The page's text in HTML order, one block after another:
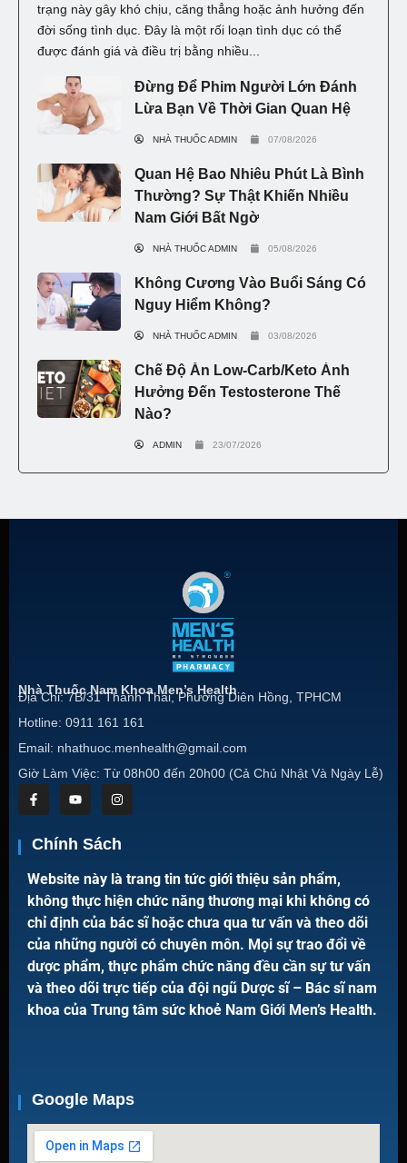
trạng này gây khó chịu, căng thẳng hoặc ảnh hưởng đến
đời sống tình dục. Đây là một rối loạn tình dục có thể
được đánh giá và điều trị bằng nhiều...
Đừng Để Phim Người Lớn Đánh
Lừa Bạn Về Thời Gian Quan Hệ
NHÀ THUỐC ADMIN 07/08/2026
Quan Hệ Bao Nhiêu Phút Là Bình
Thường? Sự Thật Khiến Nhiều
Nam Giới Bất Ngờ
NHÀ THUỐC ADMIN 05/08/2026
Không Cương Vào Buổi Sáng Có
Nguy Hiểm Không?
NHÀ THUỐC ADMIN 03/08/2026
Chế Độ Ăn Low-Carb/Keto Ảnh
Hưởng Đến Testosterone Thế
Nào?
ADMIN 23/07/2026
Nhà Thuốc Nam Khoa Men’s Health
Địa Chỉ: 7B/31 Thành Thái, Phường Diên Hồng, TPHCM
Hotline: 0911 161 161
Email: nhathuoc.menhealth@gmail.com
Giờ Làm Việc: Từ 08h00 đến 20h00 (Cả Chủ Nhật Và Ngày Lễ)
Chính Sách
Website này là trang tin tức giới thiệu sản phẩm,
không thực hiện chức năng thương mại khi không có
chỉ định của bác sĩ hoặc chưa qua tư vấn và theo dõi
của những người có chuyên môn. Mọi sự trao đổi về
dược phẩm, thực phẩm chức năng đều cần sự tư vấn
và theo dõi trực tiếp của đội ngũ Dược sĩ – Bác sĩ nam
khoa của Trung tâm sức khoẻ Nam Giới Men’s Health.
Google Maps